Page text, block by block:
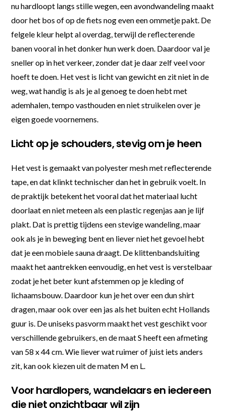
nu hardloopt langs stille wegen, een avondwandeling maakt
door het bos of op de fiets nog even een ommetje pakt. De
felgele kleur helpt al overdag, terwijl de reflecterende
banen vooral in het donker hun werk doen. Daardoor val je
sneller op in het verkeer, zonder dat je daar zelf veel voor
hoeft te doen. Het vest is licht van gewicht en zit niet in de
weg, wat handig is als je al genoeg te doen hebt met
ademhalen, tempo vasthouden en niet struikelen over je
eigen goede voornemens.
Licht op je schouders, stevig om je heen
Het vest is gemaakt van polyester mesh met reflecterende
tape, en dat klinkt technischer dan het in gebruik voelt. In
de praktijk betekent het vooral dat het materiaal lucht
doorlaat en niet meteen als een plastic regenjas aan je lijf
plakt. Dat is prettig tijdens een stevige wandeling, maar
ook als je in beweging bent en liever niet het gevoel hebt
dat je een mobiele sauna draagt. De klittenbandsluiting
maakt het aantrekken eenvoudig, en het vest is verstelbaar
zodat je het beter kunt afstemmen op je kleding of
lichaamsbouw. Daardoor kun je het over een dun shirt
dragen, maar ook over een jas als het buiten echt Hollands
guur is. De uniseks pasvorm maakt het vest geschikt voor
verschillende gebruikers, en de maat S heeft een afmeting
van 58 x 44 cm. Wie liever wat ruimer of juist iets anders
zit, kan ook kiezen uit de maten M en L.
Voor hardlopers, wandelaars en iedereen
die niet onzichtbaar wil zijn